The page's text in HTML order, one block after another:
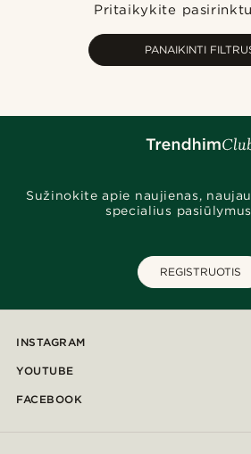
Pritaikykite
PANAIKINTI
Sužinokite apie naujienas,
specialius
REGISTRUOTIS
INSTAGRAM
YOUTUBE
FACEBOOK